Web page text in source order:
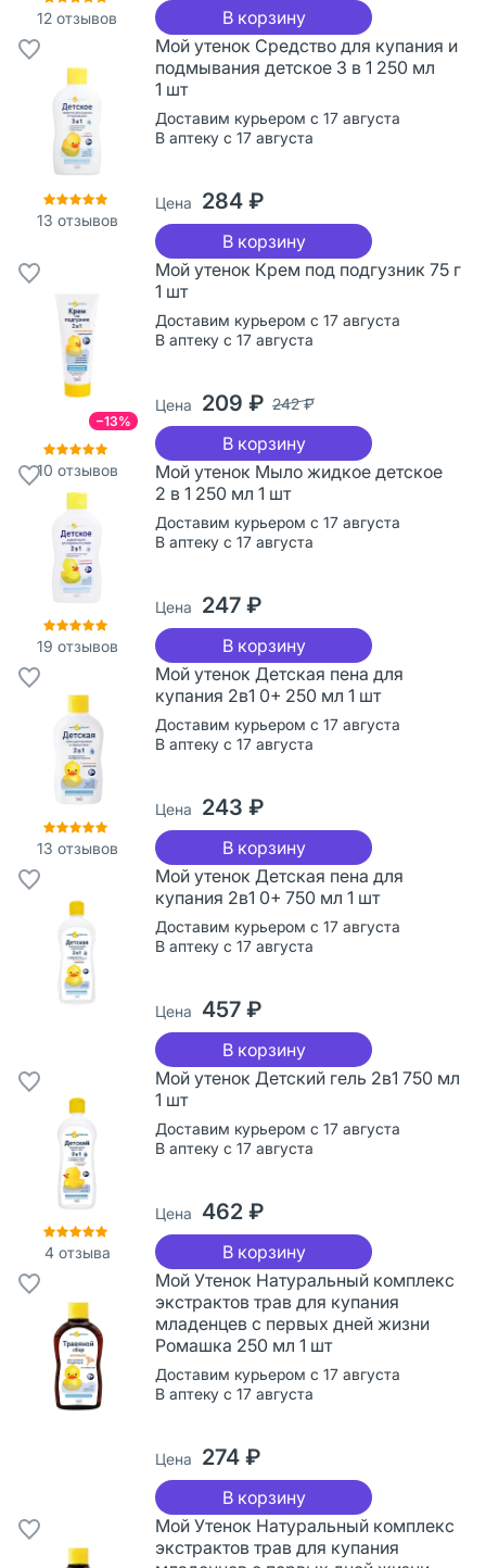
12 отзывов В корзину
13 отзывов
Мой утенок Средство для купания и
подмывания детское 3 в 1 250 мл
1 шт
Доставим курьером с 17 августа
В аптеку с 17 августа
Цена 284 ₽
В корзину
−13%
10 отзывов
Мой утенок Крем под подгузник 75 г
1 шт
Доставим курьером с 17 августа
В аптеку с 17 августа
Цена 209 ₽ 242 ₽
В корзину
19 отзывов
Мой утенок Мыло жидкое детское
2 в 1 250 мл 1 шт
Доставим курьером с 17 августа
В аптеку с 17 августа
Цена 247 ₽
В корзину
13 отзывов
Мой утенок Детская пена для
купания 2в1 0+ 250 мл 1 шт
Доставим курьером с 17 августа
В аптеку с 17 августа
Цена 243 ₽
В корзину
Мой утенок Детская пена для
купания 2в1 0+ 750 мл 1 шт
Доставим курьером с 17 августа
В аптеку с 17 августа
Цена 457 ₽
В корзину
4отзыва
Мой утенок Детский гель 2в1 750 мл
1 шт
Доставим курьером с 17 августа
В аптеку с 17 августа
Цена 462 ₽
В корзину
Мой Утенок Натуральный комплекс
экстрактов трав для купания
младенцев с первых дней жизни
Ромашка 250 мл 1 шт
Доставим курьером с 17 августа
В аптеку с 17 августа
Цена 274 ₽
В корзину
Мой Утенок Натуральный комплекс
экстрактов трав для купания